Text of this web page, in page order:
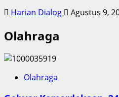
Harian Dialog Agustus 9,
Olahraga
Olahraga